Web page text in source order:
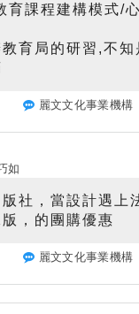
育課程建構模式/
育局的研習,不知
麗文文化事業機構
社，當設計遇上
，的團購優惠
麗文文化事業機構
如